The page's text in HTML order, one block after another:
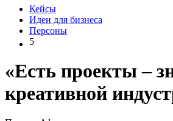
Кейсы
Идеи для бизнеса
Персоны
5
«Есть проекты –
креативной